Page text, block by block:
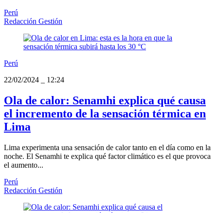
Perú
Redacción Gestión
Perú
22/02/2024
12:24
Ola de calor: Senamhi explica qué causa
el incremento de la sensación térmica en
Lima
Lima experimenta una sensación de calor tanto en el día como en la
noche. El Senamhi te explica qué factor climático es el que provoca
el aumento...
Perú
Redacción Gestión